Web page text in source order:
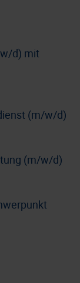
d) mit
(m/w/d)
(m/w/d)